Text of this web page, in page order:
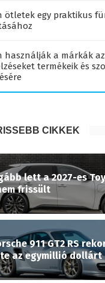
ötletek egy praktikus
használják a márkák
termékeik és
CIKKEK
lett a 2027-es
frissült
911 GT2 RS
az egymillió dollárt